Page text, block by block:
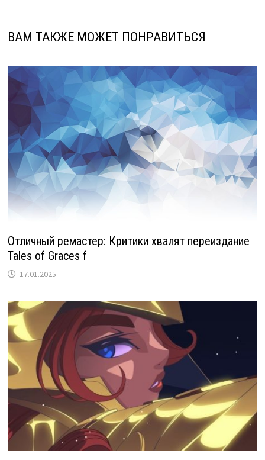
ВАМ ТАКЖЕ МОЖЕТ ПОНРАВИТЬСЯ
Отличный ремастер: Критики хвалят переиздание
Tales of Graces f
17.01.2025